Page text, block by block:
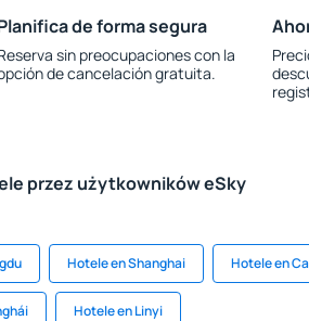
de forma segura
sin preocupaciones con la
de cancelación gratuita.
przez użytkowników eSky
Hotele en Shanghai Hotele en
Hotele en Linyi